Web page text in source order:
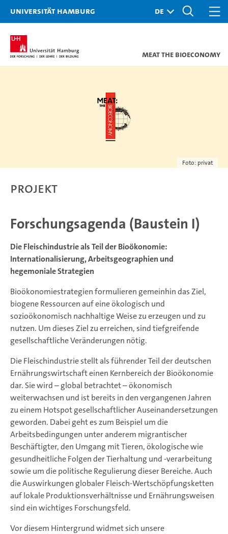
Universität Hamburg
Meat The Bioeconomy
Foto: privat
Projekt
Forschungsagenda (Baustein I)
Die Fleischindustrie als Teil der Bioökonomie:
Internationalisierung, Arbeitsgeographien und
hegemoniale Strategien
Bioökonomiestrategien formulieren gemeinhin das Ziel,
biogene Ressourcen auf eine ökologisch und
sozioökonomisch nachhaltige Weise zu erzeugen und zu
nutzen. Um dieses Ziel zu erreichen, sind tiefgreifende
gesellschaftliche Veränderungen nötig.
Die Fleischindustrie stellt als führender Teil der deutschen
Ernährungswirtschaft einen Kernbereich der Bioökonomie
dar. Sie wird – global betrachtet – ökonomisch
weiterwachsen und ist bereits in den vergangenen Jahren
zu einem Hotspot gesellschaftlicher Auseinandersetzungen
geworden. Dabei geht es zum Beispiel um die
Arbeitsbedingungen unter anderem migrantischer
Beschäftigter, den Umgang mit Tieren, ökologische wie
gesundheitliche Folgen der Tierhaltung und -verarbeitung
sowie um die politische Regulierung dieser Bereiche. Auch
die Auswirkungen globaler Fleisch-Wertschöpfungsketten
auf lokale Produktionsverhältnisse und Ernährungsweisen
sind ein wichtiges Forschungsfeld.
Vor diesem Hintergrund widmet sich unsere